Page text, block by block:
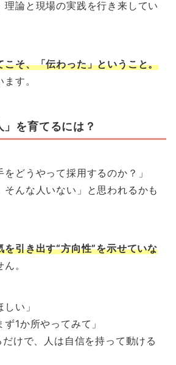
理論と現場の実践を行き来してい
こそ、「伝わった」ということ。
す。
」を育てるには？
をどうやって採用するのか？」
そんな人いない」と思われるかも
を引き出す“方向性”を示せていな
。
い」
ず1か所やってみて」
だけで、人は自信を持って動ける